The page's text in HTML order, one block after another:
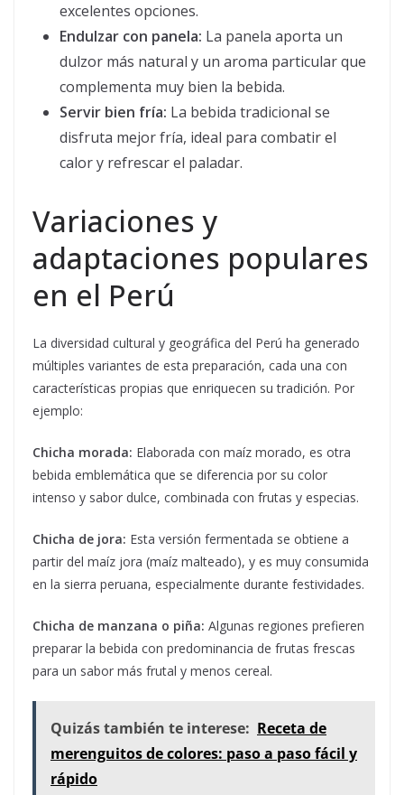
excelentes opciones.
Endulzar con panela: La panela aporta un
dulzor más natural y un aroma particular que
complementa muy bien la bebida.
Servir bien fría: La bebida tradicional se
disfruta mejor fría, ideal para combatir el
calor y refrescar el paladar.
Variaciones y
adaptaciones populares
en el Perú
La diversidad cultural y geográfica del Perú ha generado
múltiples variantes de esta preparación, cada una con
características propias que enriquecen su tradición. Por
ejemplo:
Chicha morada: Elaborada con maíz morado, es otra
bebida emblemática que se diferencia por su color
intenso y sabor dulce, combinada con frutas y especias.
Chicha de jora: Esta versión fermentada se obtiene a
partir del maíz jora (maíz malteado), y es muy consumida
en la sierra peruana, especialmente durante festividades.
Chicha de manzana o piña: Algunas regiones prefieren
preparar la bebida con predominancia de frutas frescas
para un sabor más frutal y menos cereal.
Quizás también te interese: Receta de
merenguitos de colores: paso a paso fácil y
rápido